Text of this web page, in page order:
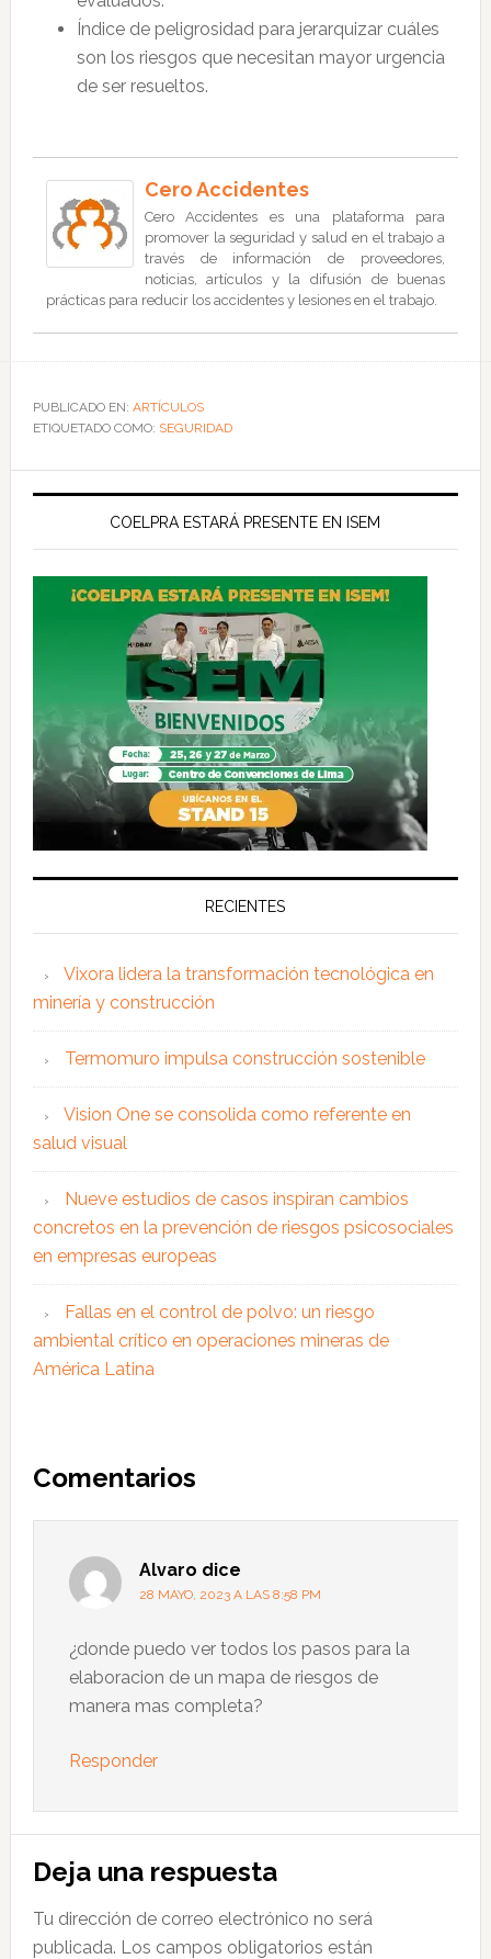
Índice de peligrosidad para jerarquizar cuáles
son los riesgos que necesitan mayor urgencia
de ser resueltos.
Cero Accidentes
Cero Accidentes es una plataforma para
promover la seguridad y salud en el trabajo a
través de información de proveedores,
noticias, artículos y la difusión de buenas
prácticas para reducir los accidentes y lesiones en el trabajo.
PUBLICADO EN: ARTÍCULOS
ETIQUETADO COMO: SEGURIDAD
COELPRA ESTARÁ PRESENTE EN ISEM
RECIENTES
Vixora lidera la transformación tecnológica en
minería y construcción
Termomuro impulsa construcción sostenible
Vision One se consolida como referente en
salud visual
Nueve estudios de casos inspiran cambios
concretos en la prevención de riesgos psicosociales
en empresas europeas
Fallas en el control de polvo: un riesgo
ambiental crítico en operaciones mineras de
América Latina
Interacciones
con
lectores
Comentarios
Alvaro dice
28 MAYO, 2023 A LAS 8:58 PM
¿donde puedo ver todos los pasos para la
elaboracion de un mapa de riesgos de
manera mas completa?
Responder
Deja una respuesta
Tu dirección de correo electrónico no será
publicada. Los campos obligatorios están